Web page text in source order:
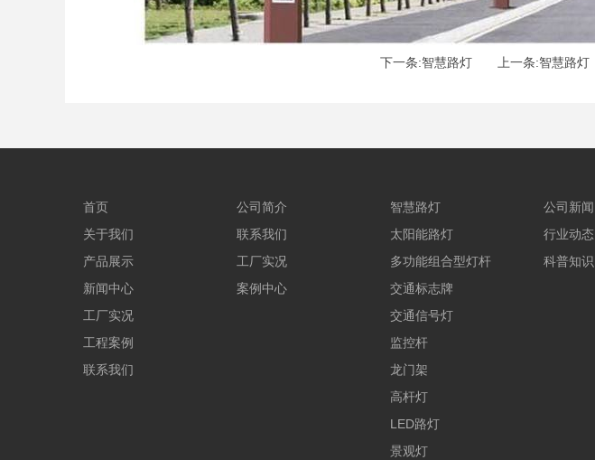
下一条:智慧路灯 上一条:智慧路灯
首页
关于我们
产品展示
新闻中心
工厂实况
工程案例
联系我们
公司简介
联系我们
工厂实况
案例中心
智慧路灯
太阳能路灯
多功能组合型灯杆
交通标志牌
交通信号灯
监控杆
龙门架
高杆灯
LED路灯
景观灯
公司新闻
行业动态
科普知识